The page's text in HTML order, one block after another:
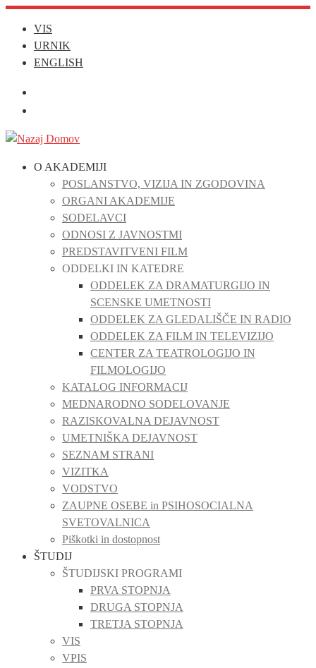
Skoči
vsebino
VIS
URNIK
ENGLISH
O AKADEMIJI
POSLANSTVO, VIZIJA IN ZGODOVINA
ORGANI AKADEMIJE
SODELAVCI
ODNOSI Z JAVNOSTMI
PREDSTAVITVENI FILM
ODDELKI IN KATEDRE
ODDELEK ZA DRAMATURGIJO IN
SCENSKE UMETNOSTI
ODDELEK ZA GLEDALIŠČE IN RADIO
ODDELEK ZA FILM IN TELEVIZIJO
CENTER ZA TEATROLOGIJO IN
FILMOLOGIJO
KATALOG INFORMACIJ
MEDNARODNO SODELOVANJE
RAZISKOVALNA DEJAVNOST
UMETNIŠKA DEJAVNOST
SEZNAM STRANI
VIZITKA
VODSTVO
ZAUPNE OSEBE in PSIHOSOCIALNA
SVETOVALNICA
Piškotki in dostopnost
ŠTUDIJ
ŠTUDIJSKI PROGRAMI
PRVA STOPNJA
DRUGA STOPNJA
TRETJA STOPNJA
VIS
VPIS